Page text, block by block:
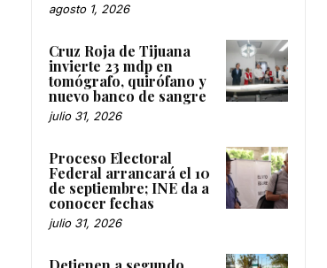
agosto 1, 2026
Cruz Roja de Tijuana
invierte 23 mdp en
tomógrafo, quirófano y
nuevo banco de sangre
julio 31, 2026
Proceso Electoral
Federal arrancará el 10
de septiembre; INE da a
conocer fechas
julio 31, 2026